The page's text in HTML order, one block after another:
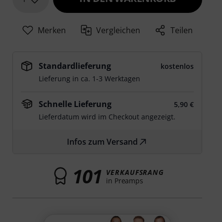
Merken Vergleichen Teilen
Standardlieferung
kostenlos
Lieferung in ca. 1-3 Werktagen
Schnelle Lieferung
5,90 €
Lieferdatum wird im Checkout angezeigt.
Infos zum Versand
101 VERKAUFSRANG
in Preamps